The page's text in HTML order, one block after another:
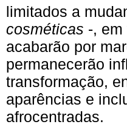
limitados a
cosméticas -,
acabarão por
permanecerão
transformação,
aparências e
afrocentradas.